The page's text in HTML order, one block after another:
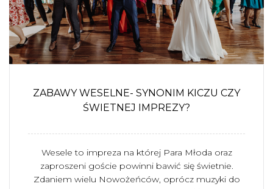
ZABAWY WESELNE- SYNONIM KICZU CZY
ŚWIETNEJ IMPREZY?
Wesele to impreza na której Para Młoda oraz
zaproszeni goście powinni bawić się świetnie.
Zdaniem wielu Nowożeńców, oprócz muzyki do